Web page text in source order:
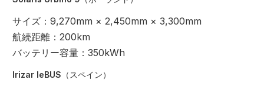
サイズ：9,270mm × 2,450mm × 3,300mm
航続距離：200km
バッテリー容量：350kWh
Irizar IeBUS （スペイン）